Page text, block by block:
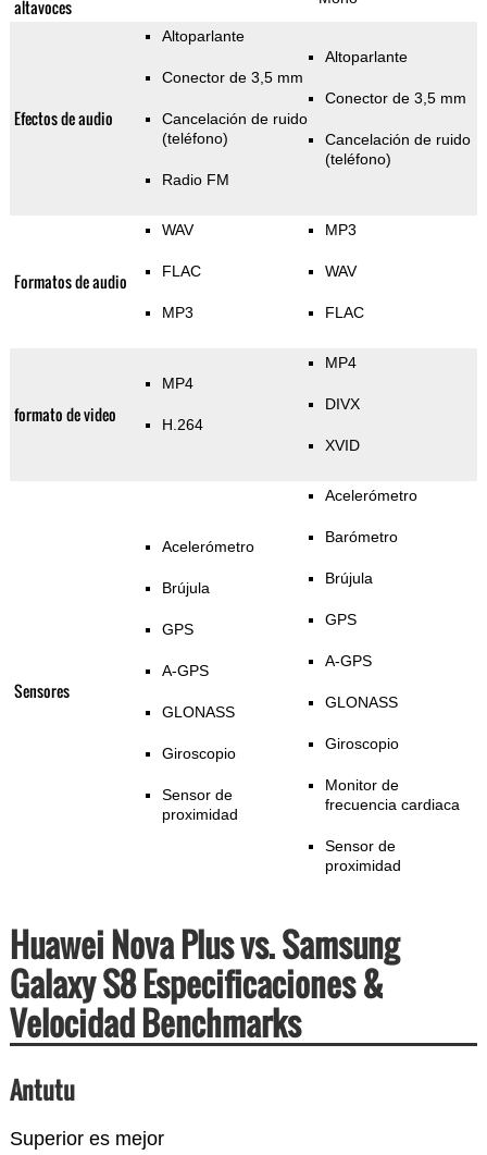
altavoces
Efectos de audio
Altoparlante
Conector de 3,5 mm
Cancelación de ruido
(teléfono)
Radio FM
Altoparlante
Conector de 3,5 mm
Cancelación de ruido
(teléfono)
Formatos de audio
WAV
FLAC
MP3
MP3
WAV
FLAC
formato de video
MP4
H.264
MP4
DIVX
XVID
Sensores
Acelerómetro
Brújula
GPS
A-GPS
GLONASS
Giroscopio
Sensor de
proximidad
Acelerómetro
Barómetro
Brújula
GPS
A-GPS
GLONASS
Giroscopio
Monitor de
frecuencia cardiaca
Sensor de
proximidad
Huawei Nova Plus vs. Samsung
Galaxy S8 Especificaciones &
Velocidad Benchmarks
Antutu
Superior es mejor